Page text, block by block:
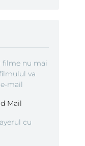
filme nu mai
va
mail
Mail
cu